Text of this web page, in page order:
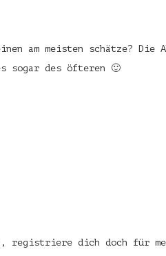
am meisten schätze?
sogar des öfteren 🙂
registriere dich doch für